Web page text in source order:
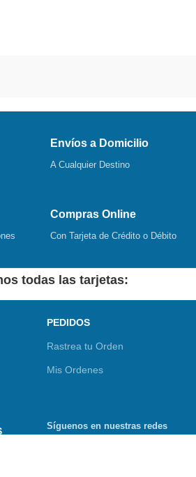
Envíos a Domicilio
A Cualquier Destino
Compras Online
Con Tarjeta de Crédito o Débito
todas las tarjetas:
PEDIDOS
Rastrea tu Orden
Mis Ordenes
Síguenos en nuestras redes